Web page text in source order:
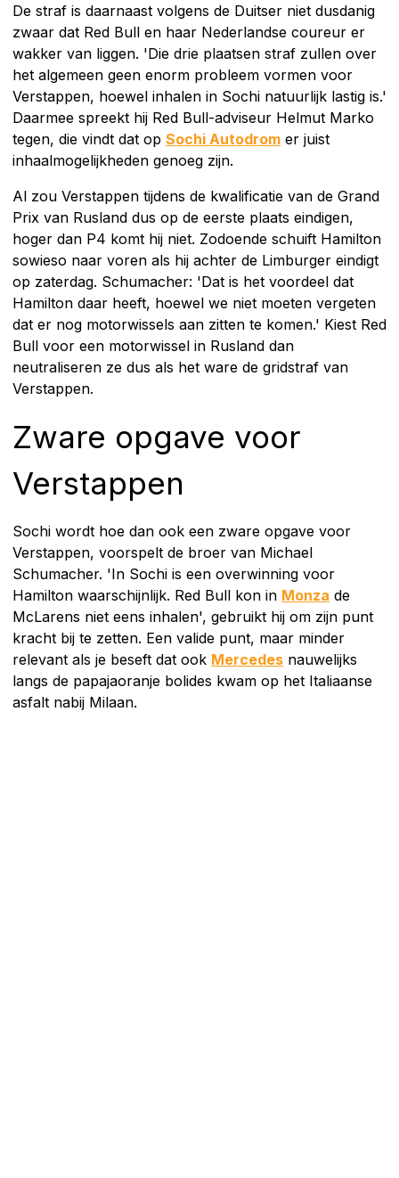
De straf is daarnaast volgens de Duitser niet dusdanig
zwaar dat Red Bull en haar Nederlandse coureur er
wakker van liggen. 'Die drie plaatsen straf zullen over
het algemeen geen enorm probleem vormen voor
Verstappen, hoewel inhalen in Sochi natuurlijk lastig is.'
Daarmee spreekt hij Red Bull-adviseur Helmut Marko
tegen, die vindt dat op Sochi Autodrom er juist
inhaalmogelijkheden genoeg zijn.
Al zou Verstappen tijdens de kwalificatie van de Grand
Prix van Rusland dus op de eerste plaats eindigen,
hoger dan P4 komt hij niet. Zodoende schuift Hamilton
sowieso naar voren als hij achter de Limburger eindigt
op zaterdag. Schumacher: 'Dat is het voordeel dat
Hamilton daar heeft, hoewel we niet moeten vergeten
dat er nog motorwissels aan zitten te komen.' Kiest Red
Bull voor een motorwissel in Rusland dan
neutraliseren ze dus als het ware de gridstraf van
Verstappen.
Zware opgave voor
Verstappen
Sochi wordt hoe dan ook een zware opgave voor
Verstappen, voorspelt de broer van Michael
Schumacher. 'In Sochi is een overwinning voor
Hamilton waarschijnlijk. Red Bull kon in Monza de
McLarens niet eens inhalen', gebruikt hij om zijn punt
kracht bij te zetten. Een valide punt, maar minder
relevant als je beseft dat ook Mercedes nauwelijks
langs de papajaoranje bolides kwam op het Italiaanse
asfalt nabij Milaan.